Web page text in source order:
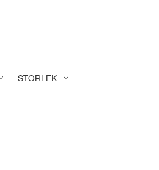
STORLEK